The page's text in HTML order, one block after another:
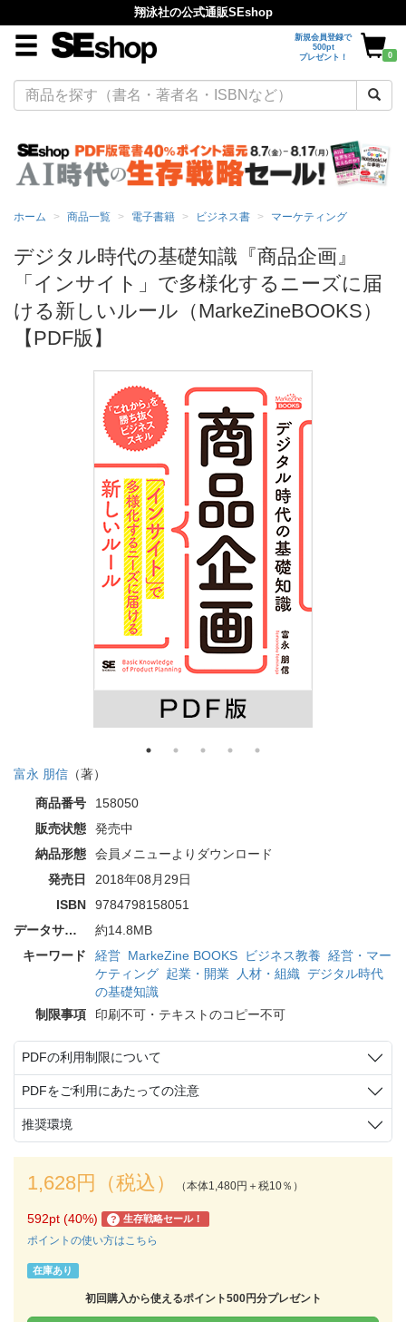
翔泳社の公式通販SEshop
新規会員登録で
500pt
プレゼント！
0
ホーム 商品一覧 電子書籍 ビジネス書 マーケティング
デジタル時代の基礎知識『商品企画』
「インサイト」で多様化するニーズに届
ける新しいルール（MarkeZineBOOKS）
【PDF版】
富永 朋信 （著）
商品番号
158050
販売状態
発売中
納品形態
会員メニューよりダウンロード
発売日
2018年08月29日
ISBN
9784798158051
データサイズ
約14.8MB
キーワード
経営 MarkeZine BOOKS ビジネス教養 経営・マー
ケティング 起業・開業 人材・組織 デジタル時代
の基礎知識
制限事項
印刷不可・テキストのコピー不可
PDFの利用制限について
PDFをご利用にあたっての注意
推奨環境
1,628円（税込） （本体1,480円＋税10％）
592pt (40%) ? 生存戦略セール！
ポイントの使い方はこちら
在庫あり
初回購入から使えるポイント500円分プレゼント